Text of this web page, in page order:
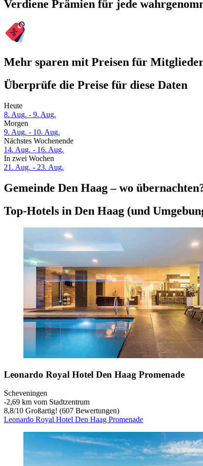
Verdiene Prämien für jede
Mehr sparen mit Preisen für
Überprüfe die Preise für diese Daten
Heute
8. Aug. - 9. Aug.
Morgen
9. Aug. - 10. Aug.
Nächstes Wochenende
14. Aug. - 16. Aug.
In zwei Wochen
21. Aug. - 23. Aug.
Gemeinde Den Haag – wo
Top-Hotels in Den Haag (und
Leonardo Royal Hotel Den Haag Promenade
Scheveningen
‐2,69 km vom Stadtzentrum
8,8/10 Großartig! (607 Bewertungen)
Leonardo Royal Hotel Den Haag Promenade